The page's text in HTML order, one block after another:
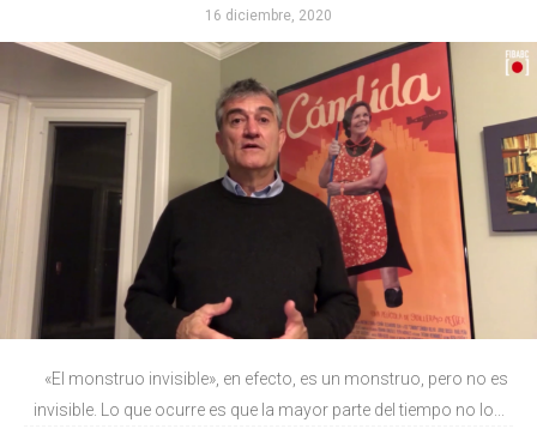
16 diciembre, 2020
«El monstruo invisible», en efecto, es un monstruo, pero no es
invisible. Lo que ocurre es que la mayor parte del tiempo no lo...